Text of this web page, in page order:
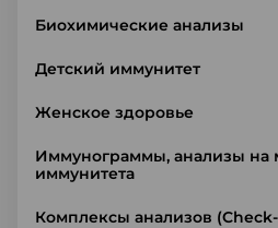
Биохимические анализы
Детский иммунитет
Женское здоровье
Иммунограммы, анализы на
иммунитета
Комплексы анализов